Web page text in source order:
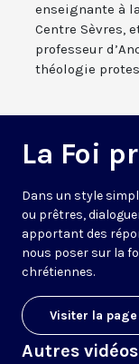
enseignante à
Centre Sèvres,
professeur
théologie
La Foi
Dans un style
ou prêtres,
apportant des
nous poser sur la
chrétiennes.
Visiter la
Autres